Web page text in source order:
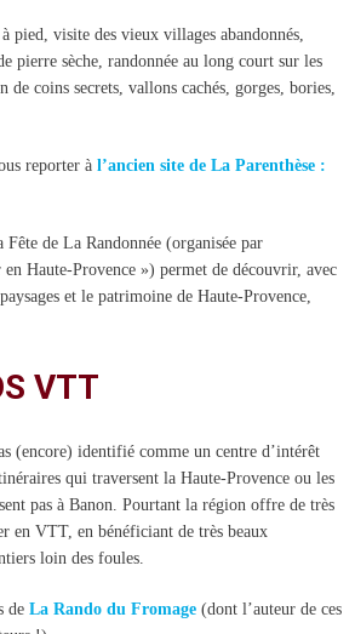
pied, visite des vieux villages abandonnés,
pierre sèche, randonnée au long court sur les
de coins secrets, vallons cachés, gorges, bories,
reporter à l’ancien site de La Parenthèse :
de La Randonnée (organisée par
en Haute-Provence ») permet de découvrir, avec
et le patrimoine de Haute-Provence,
VTT
(encore) identifié comme un centre d’intérêt
qui traversent la Haute-Provence ou les
pas à Banon. Pourtant la région offre de très
en VTT, en bénéficiant de très beaux
loin des foules.
de La Rando du Fromage (dont l’auteur de ces